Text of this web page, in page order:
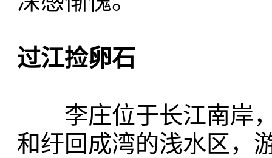
过江捡卵石
李庄位于长江南岸，
和纡回成湾的浅水区，